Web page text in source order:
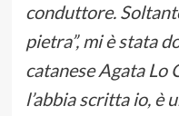
conduttore.
pietra”, mi è stata
catanese Agata Lo
l’abbia scritta io, è